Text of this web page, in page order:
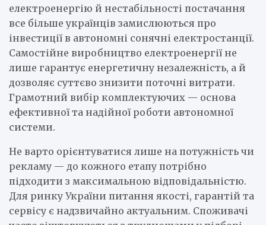
електроенергію й нестабільності постачання
все більше українців замислюються про
інвестиції в автономні сонячні електростанції.
Самостійне виробництво електроенергії не
лише гарантує енергетичну незалежність, а й
дозволяє суттєво знизити поточні витрати.
Грамотний вибір комплектуючих — основа
ефективної та надійної роботи автономної
системи.
Не варто орієнтуватися лише на потужність чи
рекламу — до кожного етапу потрібно
підходити з максимальною відповідальністю.
Для ринку України питання якості, гарантій та
сервісу є надзвичайно актуальним. Споживачі